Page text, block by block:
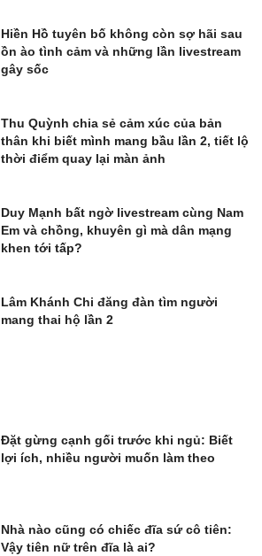
Hiền Hồ tuyên bố không còn sợ hãi sau
ồn ào tình cảm và những lần livestream
gây sốc
Thu Quỳnh chia sẻ cảm xúc của bản
thân khi biết mình mang bầu lần 2, tiết lộ
thời điểm quay lại màn ảnh
Duy Mạnh bất ngờ livestream cùng Nam
Em và chồng, khuyên gì mà dân mạng
khen tới tấp?
Lâm Khánh Chi đăng đàn tìm người
mang thai hộ lần 2
Đặt gừng cạnh gối trước khi ngủ: Biết
lợi ích, nhiều người muốn làm theo
Nhà nào cũng có chiếc đĩa sứ cô tiên:
Vậy tiên nữ trên đĩa là ai?